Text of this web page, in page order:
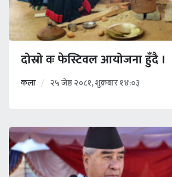
दोस्रो वः फेस्टिवल आयोजना हुँदै ।
कला २५ जेष्ठ २०८१, शुक्रबार १४:०३